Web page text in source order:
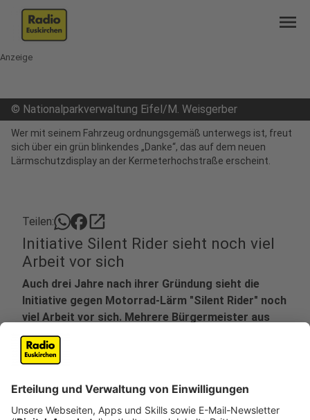
menu
Anzeige
© Nationalparkverwaltung Eifel/M. Weisgerber
Wer mit seinem Fahrzeug ordnungsgemäß unterwegs ist, freut
sich über ein grün blinkendes „Danke“, das auf dem neuen
Lärmschutzdisplay an der Kermeterhochstraße erscheint.
Teilen: open_in_new
Initiative Silent Rider sieht noch viel
Arbeit vor sich
Auch drei Jahre nach ihrer Gründung sieht die
Initiative gegen Motorrad-Lärm "Silent Rider" noch
viel Arbeit vor sich. Mehrere Bürgermeister aus
der Nordeifel hatten sich zusammengeschlossen.
Veröffentlicht: